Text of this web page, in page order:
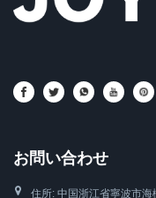
お問い合わせ
住所: 中国浙江省寧波市海